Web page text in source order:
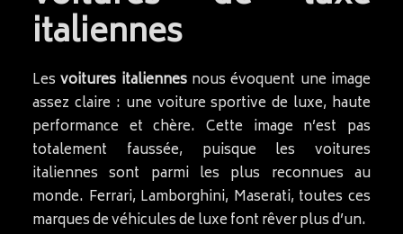
TARIFS
ACTUALITÉS
NOUS CONTACTER
italiennes
Lesvoitures italiennesnous évoquent une image
assez claire : une voiture sportive de luxe, haute
performance et chère. Cette image n’est pas
totalement faussée, puisque les voitures
italiennes sont parmi les plus reconnues au
monde. Ferrari, Lamborghini, Maserati, toutes ces
marques de véhicules de luxe font rêver plus d’un.